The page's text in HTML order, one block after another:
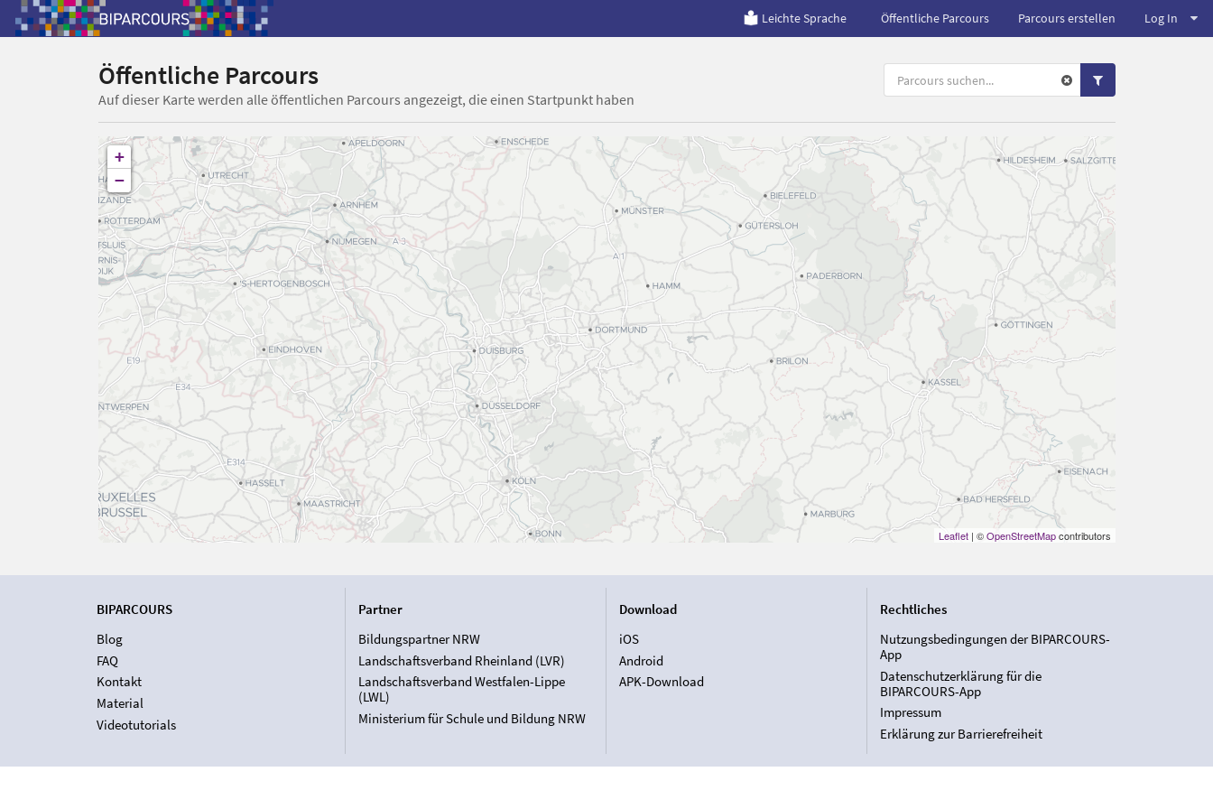
Leichte Sprache Öffentliche Parcours Parcours erstellen Log In
Öffentliche Parcours
Auf dieser Karte werden alle öffentlichen Parcours angezeigt, die einen Startpunkt haben
+
−
Leaflet| ©OpenStreetMapcontributors
BIPARCOURS
Blog
FAQ
Kontakt
Material
Videotutorials
Partner
Bildungspartner NRW
Landschaftsverband Rheinland (LVR)
Landschaftsverband Westfalen-Lippe
(LWL)
Ministerium für Schule und Bildung NRW
Download
iOS
Android
APK-Download
Rechtliches
Nutzungsbedingungen der BIPARCOURS-
App
Datenschutzerklärung für die
BIPARCOURS-App
Impressum
Erklärung zur Barrierefreiheit